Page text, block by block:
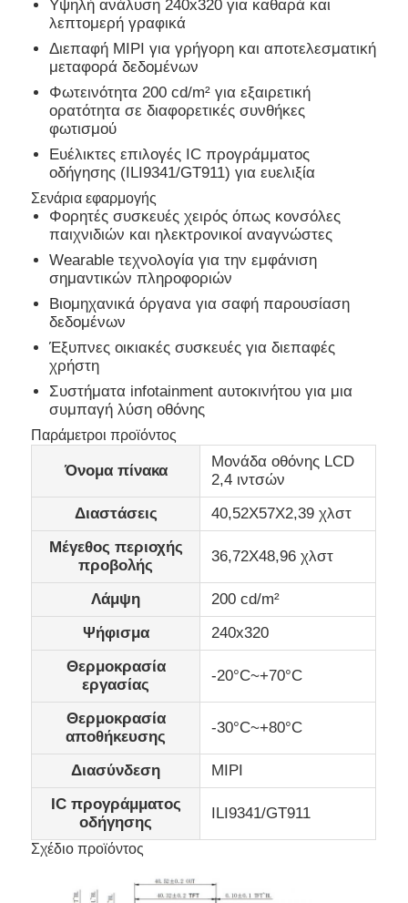
Σχετικά με εμάς
Ξενάγηση στο Εργοστάσιο
Ποιοτικός έλεγχος
Επικοινωνήστε μαζί μας
Ειδήσεις
Υποθέσεις
Οθόνη LCD TFT
Επίδειξη ΔΙΕΘΝΏΝ ΕΙΔΗΣΕΟΓΡΑΦΙΚΏΝ
Οθόνη αφής LCD TFT LCD
φορητή οθόνη LCD
Μονάδα οθόνης OLED
Επίδειξη αυτοκινήτων LCD
Στρογγυλή οθόνη LCD
Επιτροπή οθόνης αφής LCD
Εικονική οθόνη LCD
Υψηλή ανάλυση 240x320 για καθαρά και
λεπτομερή γραφικά
Διεπαφή MIPI για γρήγορη και αποτελεσματική
μεταφορά δεδομένων
Φωτεινότητα 200 cd/m² για εξαιρετική
ορατότητα σε διαφορετικές συνθήκες
φωτισμού
Ευέλικτες επιλογές IC προγράμματος
οδήγησης (ILI9341/GT911) για ευελιξία
Σενάρια εφαρμογής
Φορητές συσκευές χειρός όπως κονσόλες
παιχνιδιών και ηλεκτρονικοί αναγνώστες
Wearable τεχνολογία για την εμφάνιση
σημαντικών πληροφοριών
Βιομηχανικά όργανα για σαφή παρουσίαση
δεδομένων
Έξυπνες οικιακές συσκευές για διεπαφές
χρήστη
Συστήματα infotainment αυτοκινήτου για μια
συμπαγή λύση οθόνης
Παράμετροι προϊόντος
Όνομα πίνακα
Μονάδα οθόνης LCD
2,4 ιντσών
Διαστάσεις
40,52Χ57Χ2,39 χλστ
Μέγεθος περιοχής
προβολής
36,72Χ48,96 χλστ
Λάμψη
200 cd/m²
Ψήφισμα
240x320
Θερμοκρασία
εργασίας
-20°C~+70°C
Θερμοκρασία
αποθήκευσης
-30°C~+80°C
Διασύνδεση
MIPI
IC προγράμματος
οδήγησης
ILI9341/GT911
Σχέδιο προϊόντος